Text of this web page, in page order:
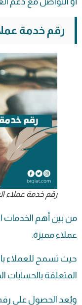
رقم خدمة
رقم خدمة عملاء
من بين أهم الخدمات
عملاء مميزة.
حيث تسمح للعملاء
المتعلقة بالحسابات
ويُعد الحصول على